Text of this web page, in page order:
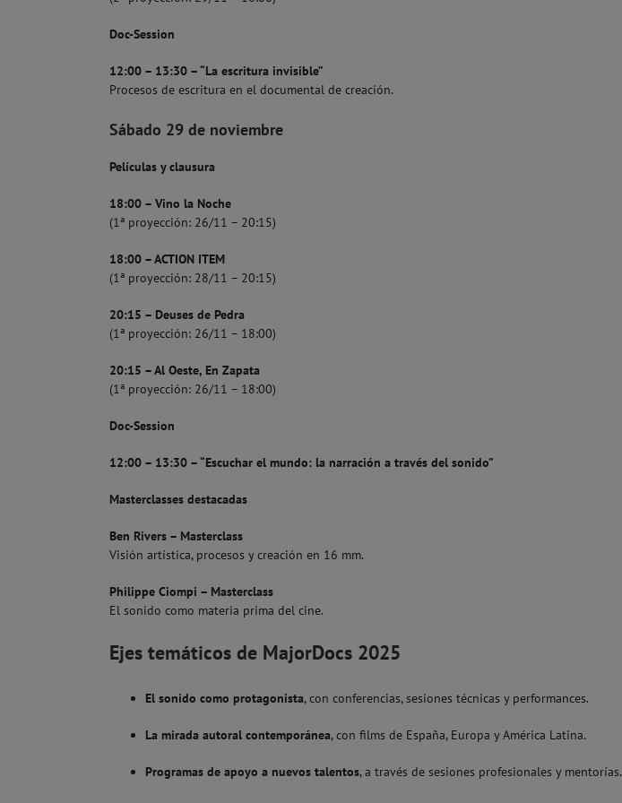
Doc-Session
12:00 – 13:30 – “La escritura invisible”
Procesos de escritura en el documental de creación.
Sábado 29 de noviembre
Películas y clausura
18:00 – Vino la Noche
(1ª proyección: 26/11 – 20:15)
18:00 – ACTION ITEM
(1ª proyección: 28/11 – 20:15)
20:15 – Deuses de Pedra
(1ª proyección: 26/11 – 18:00)
20:15 – Al Oeste, En Zapata
(1ª proyección: 26/11 – 18:00)
Doc-Session
12:00 – 13:30 – “Escuchar el mundo: la narración a través del sonido”
Masterclasses destacadas
Ben Rivers – Masterclass
Visión artística, procesos y creación en 16 mm.
Philippe Ciompi – Masterclass
El sonido como materia prima del cine.
Ejes temáticos de MajorDocs 2025
El sonido como protagonista, con conferencias, sesiones técnicas y performances.
La mirada autoral contemporánea, con films de España, Europa y América Latina.
Programas de apoyo a nuevos talentos, a través de sesiones profesionales y mentorías.